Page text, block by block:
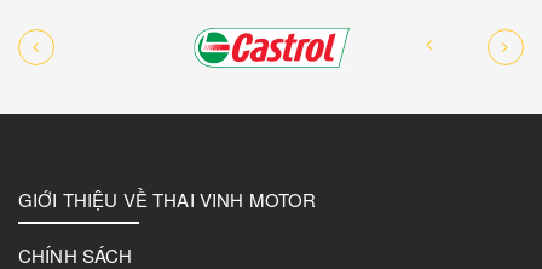
GIỚI THIỆU VỀ THAI VINH MOTOR
CHÍNH SÁCH